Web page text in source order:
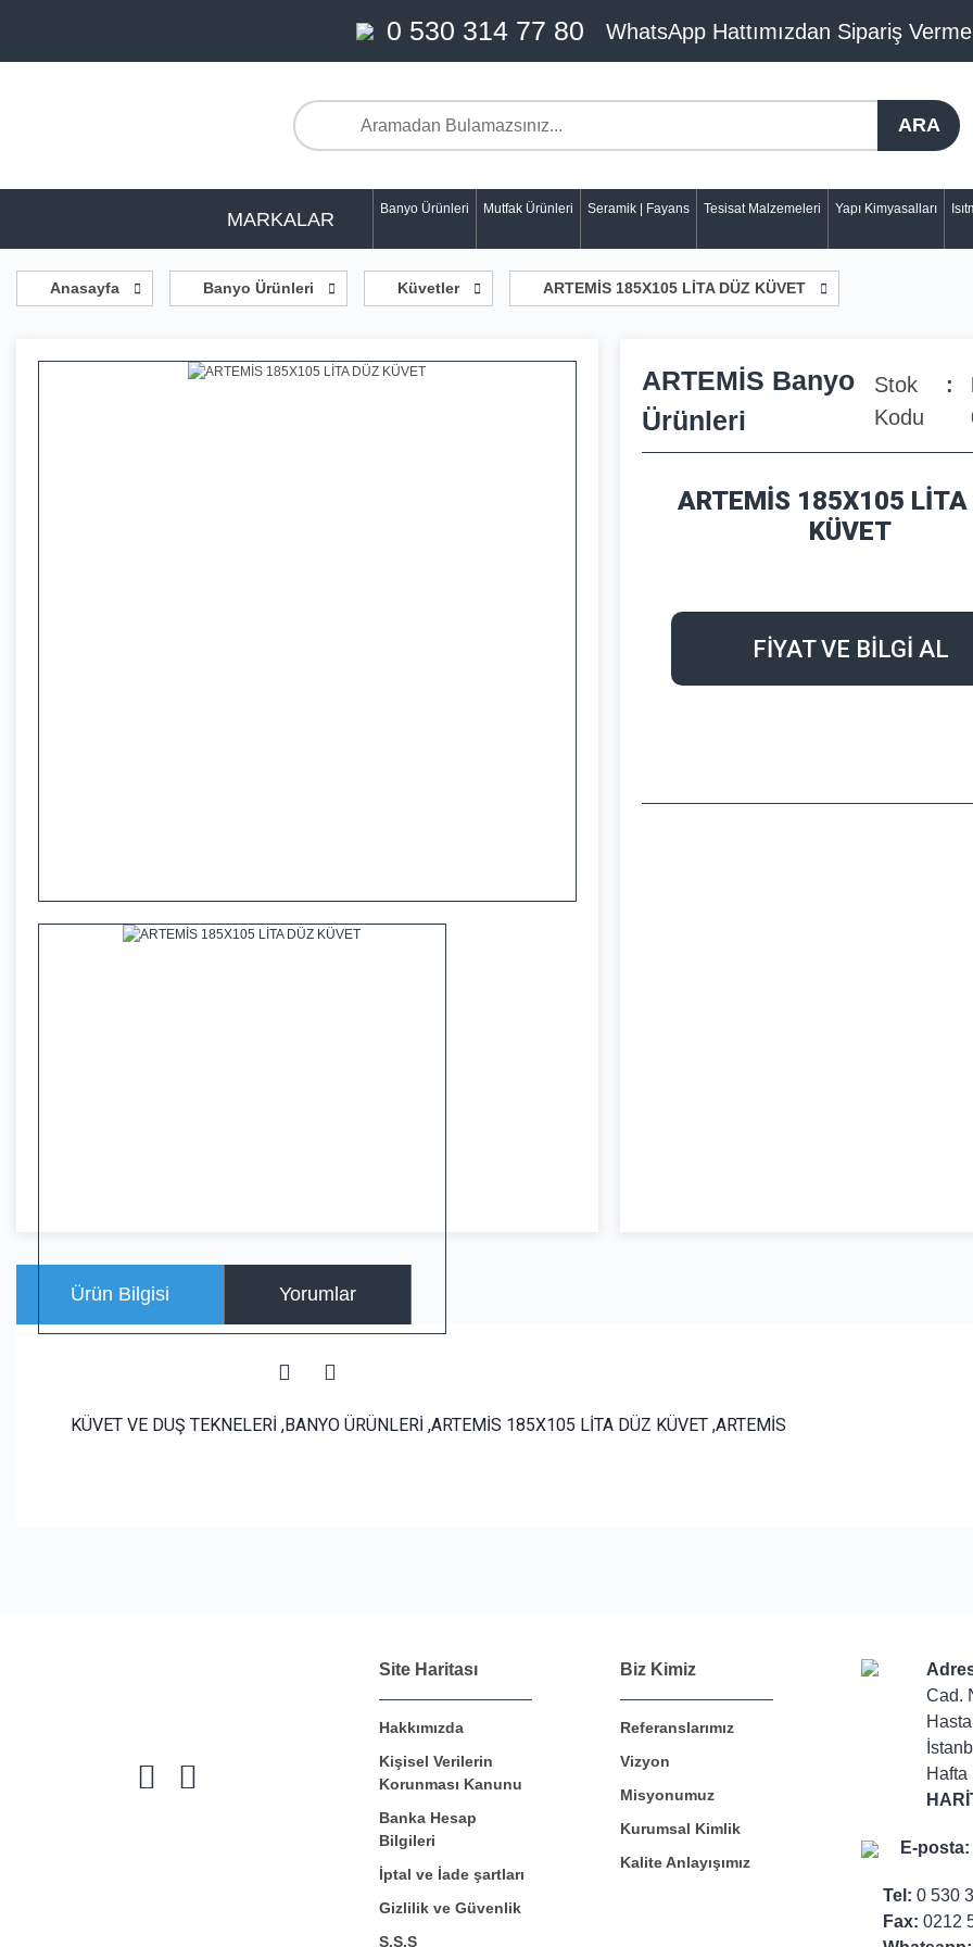
0 530 314 77 80 WhatsApp Hattımızdan Sipariş
ARA
MARKALAR Banyo Ürünleri Mutfak Ürünleri Seramik | Fayans Tesisat Malzemeleri Yapı Kimyasalları
Anasayfa Banyo Ürünleri Küvetler ARTEMİS 185X105 LİTA DÜZ KÜVET
ARTEMİS Banyo
Ürünleri
Stok
Kodu
ARTEMİS 185X105 LİTA
KÜVET
FİYAT VE BİLGİ AL
Ürün Bilgisi Yorumlar
KÜVET VE DUŞ TEKNELERİ ,BANYO ÜRÜNLERİ ,ARTEMİS 185X105 LİTA DÜZ KÜVET ,ARTEMİS
Bu ürüne ilk yorumu siz yapın!
Yorum Yaz
Site Haritası
Hakkımızda
Kişisel Verilerin
Korunması Kanunu
Banka Hesap
Bilgileri
İptal ve İade şartları
Gizlilik ve Güvenlik
S.S.S
Biz Kimiz
Referanslarımız
Vizyon
Misyonumuz
Kurumsal Kimlik
Kalite Anlayışımız
Cad.
Hafta
E-posta:
Tel: 0 530
Fax: 0212